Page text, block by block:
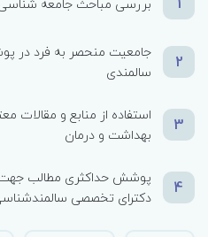
2
جامعیت منحصر به فرد در
سالمندی
3
استفاده از منابع و مقالات
بهداشت و درمان
4
پوشش حداکثری مطالب
دکترای تخصصی